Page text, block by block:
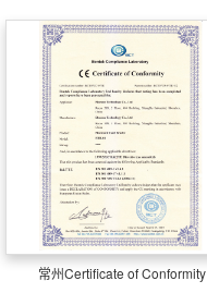
常州Certificate of Conformity